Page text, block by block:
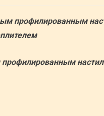
профилированным